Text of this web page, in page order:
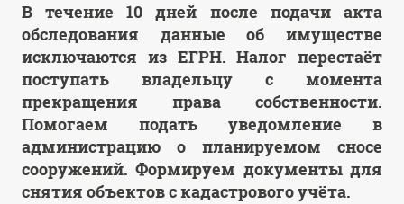
В течение 10 дней после подачи акта
обследования данные об имуществе
исключаются из ЕГРН. Налог перестаёт
поступать владельцу с момента
прекращения права собственности.
Помогаем подать уведомление в
администрацию о планируемом сносе
сооружений. Формируем документы для
снятия объектов с кадастрового учёта.